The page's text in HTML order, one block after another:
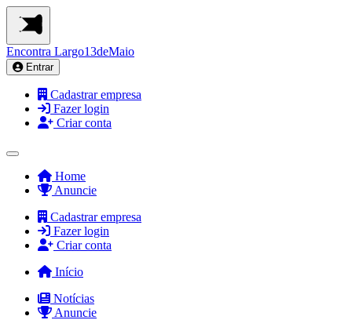
Encontra Largo13deMaio
Entrar
Cadastrar empresa
Fazer login
Criar conta
Home
Anuncie
Cadastrar empresa
Fazer login
Criar conta
Início
Notícias
Anuncie